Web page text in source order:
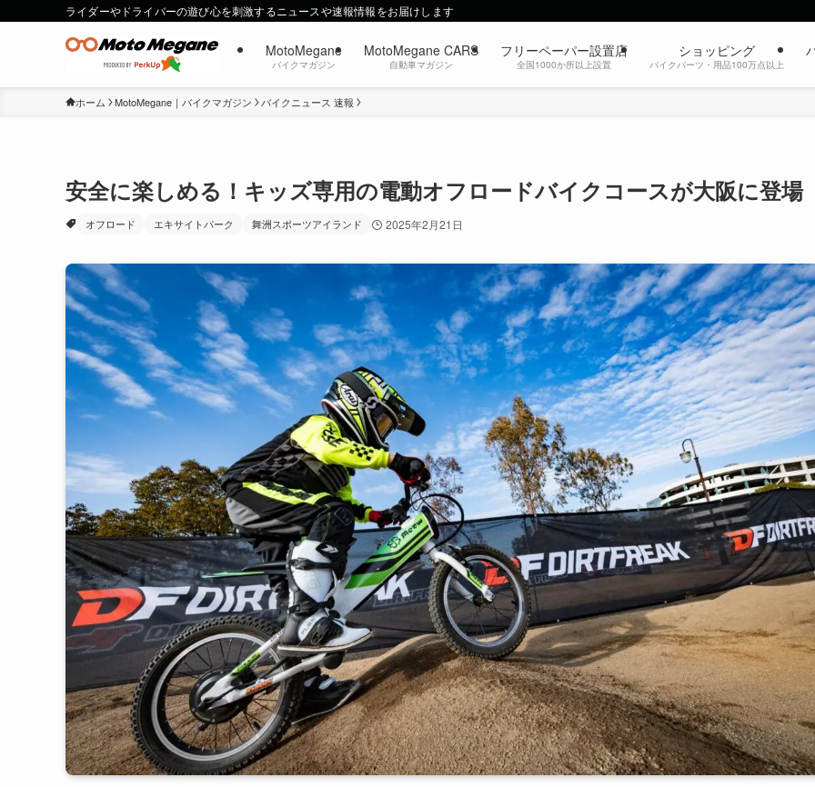
ライダーやドライバーの遊び心を刺激するニュースや速報情報をお届けします
MotoMegane
バイクマガジン
MotoMegane CARS
自動車マガジン
フリーペーパー設置店
全国1000か所以上設置
ショッピング
バイクパーツ・用品100万点以上
ホーム MotoMegane｜バイクマガジン バイクニュース 速報
安全に楽しめる！キッズ専用の電動オフロードバイクコースが大阪に登場
オフロード エキサイトパーク 舞洲スポーツアイランド 2025年2月21日